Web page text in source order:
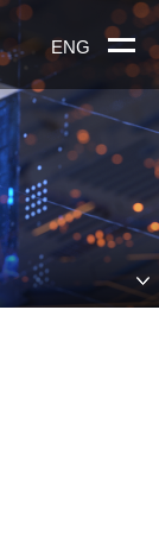
ENG